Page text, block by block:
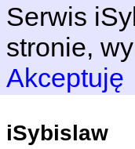
Serwis
stronie,
Akceptuję
iSybislaw